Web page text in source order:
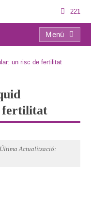
221
Menú
un risc de fertilitat
fertilitat
Última Actualització: